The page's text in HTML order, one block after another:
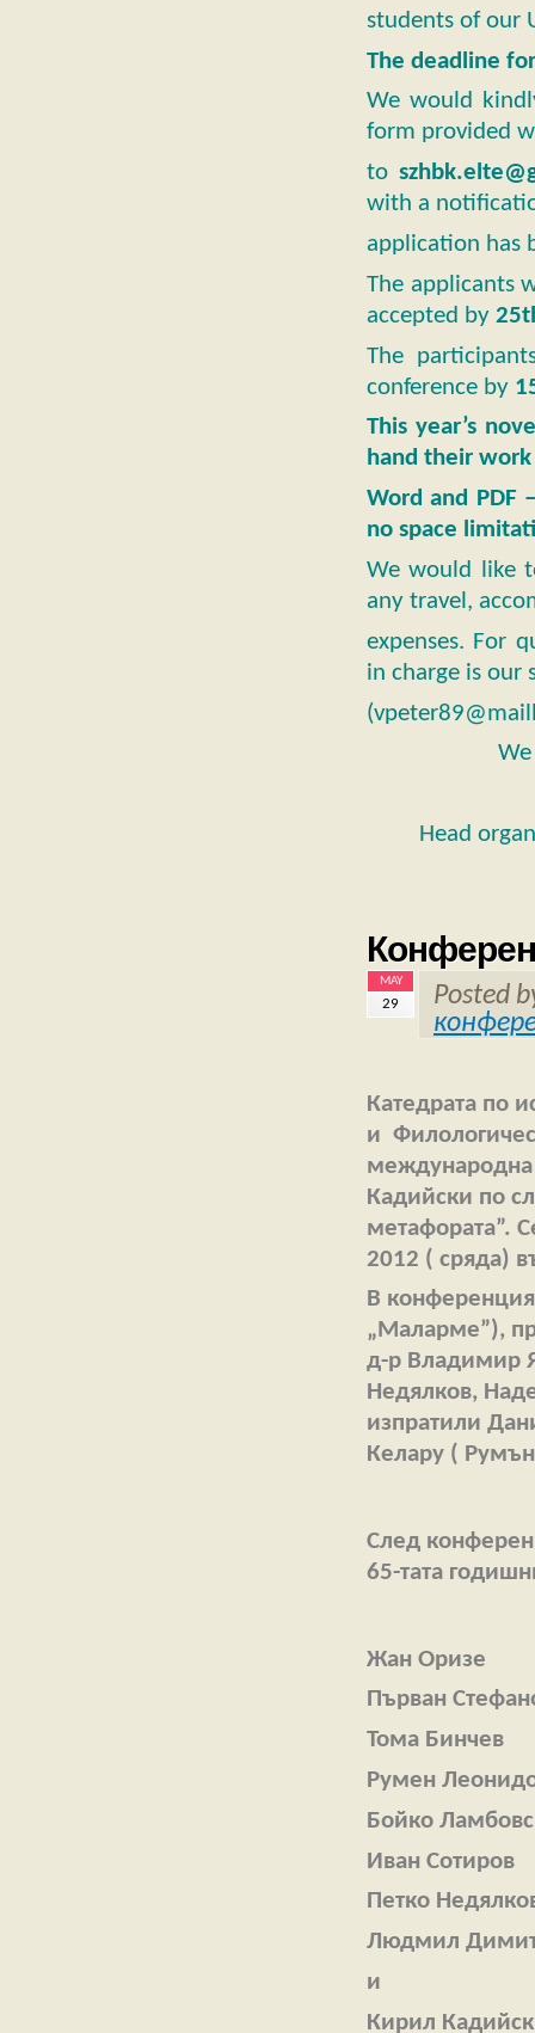
students of our
The deadline
We would
form provided
to
with a
application has
The applicants
accepted by 25
The
conference by
This year’s
hand their
Word and PDF
no space
We would like
any travel,
expenses. For
in charge is our
Head
MAY
29
Posted
Катедрата по
и
международна
Кадийски по
метафората”.
2012 ( сряда)
В
„Маларме”),
д-р Владимир
Недялков,
изпратили
Келару (
След
65-тата
Жан Оризе
Първан
Тома Бинчев
Румен
Бойко
Иван Сотиров
Петко
Людмил
и
Кирил